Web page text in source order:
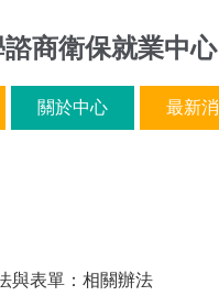
商衛保就業中
關於中心 最新
與表單：相關辦法